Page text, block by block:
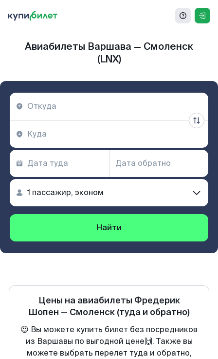
Авиабилеты Варшава — Смоленск
(LNX)
Найти
Цены на авиабилеты Фредерик
Шопен — Смоленск (туда и обратно)
😍 Вы можете купить билет без посредников
из Варшавы по выгодной цене🙌. Также вы
можете выбрать перелет туда и обратно,